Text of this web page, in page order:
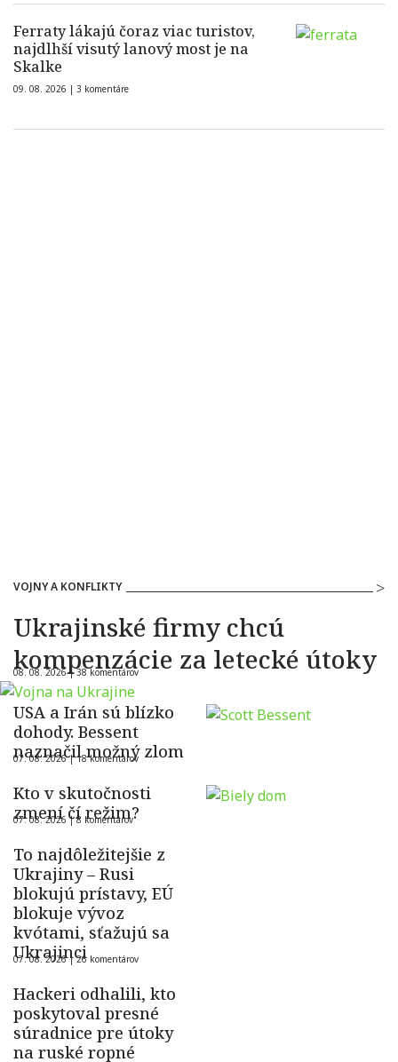
Ferraty lákajú čoraz viac turistov,
najdlhší visutý lanový most je na
Skalke
09. 08. 2026 | 3 komentáre
VOJNY A KONFLIKTY
Ukrajinské firmy chcú
kompenzácie za letecké útoky
08. 08. 2026 |38 komentárov
USA a Irán sú blízko
dohody. Bessent
naznačil možný zlom
07. 08. 2026 |18 komentárov
Kto v skutočnosti
zmení čí režim?
07. 08. 2026 |8 komentárov
To najdôležitejšie z
Ukrajiny – Rusi
blokujú prístavy, EÚ
blokuje vývoz
kvótami, sťažujú sa
Ukrajinci
07. 08. 2026 |26 komentárov
Hackeri odhalili, kto
poskytoval presné
súradnice pre útoky
na ruské ropné